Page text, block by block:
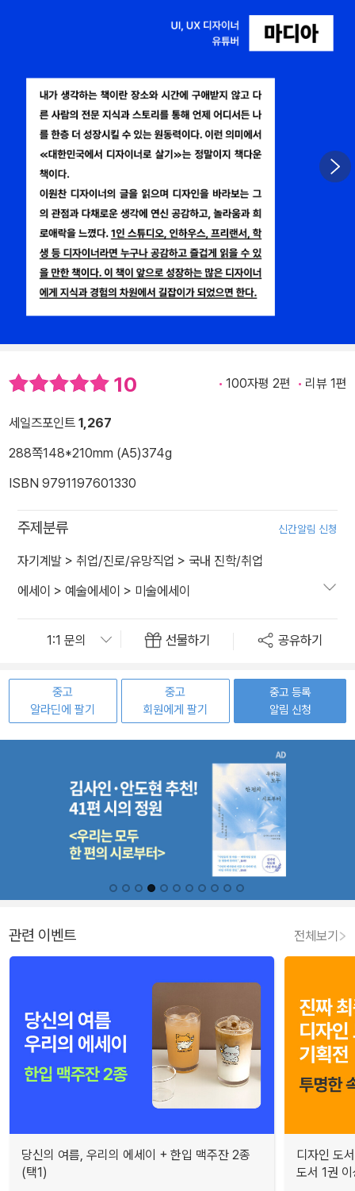
10 100자평 2편 리뷰 1편
세일즈포인트 1,267
288쪽148*210mm (A5)374g
ISBN 9791197601330
주제분류 신간알림 신청
자기계발 > 취업/진로/유망직업 > 국내 진학/취업
에세이 > 예술에세이 > 미술에세이
선물하기 공유하기
중고
알라딘에 팔기
중고
회원에게 팔기
중고 등록
알림 신청
관련 이벤트 전체보기
당신의 여름, 우리의 에세이 + 한입 맥주잔 2종
(택1)
디자인 도
도서 1권